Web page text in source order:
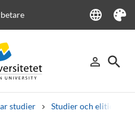
language
Language
Tema
person_outline
Logga in
search
Sök
studier Studier och elitidrott